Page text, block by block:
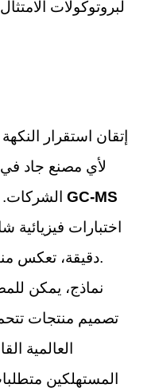
لبروتوكولات
إتقان استقرار
لأي مصنع جاد في
GC-MS
اختبارات فيزيائية
دقيقة، تعكس منهجية علمية متماسكة وموثوقة.
نماذج، يمكن
تصميم منتجات
العالمية
المستهلكين